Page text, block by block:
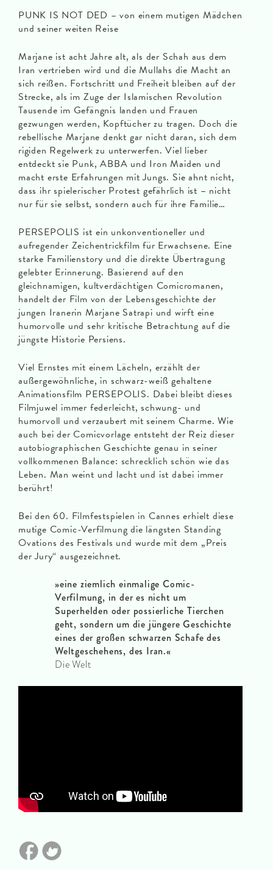
PUNK IS NOT DED – von einem mutigen Mädchen
und seiner weiten Reise
Marjane ist acht Jahre alt, als der Schah aus dem
Iran vertrieben wird und die Mullahs die Macht an
sich reißen. Fortschritt und Freiheit bleiben auf der
Strecke, als im Zuge der Islamischen Revolution
Tausende im Gefängnis landen und Frauen
gezwungen werden, Kopftücher zu tragen. Doch die
rebellische Marjane denkt gar nicht daran, sich dem
rigiden Regelwerk zu unterwerfen. Viel lieber
entdeckt sie Punk, ABBA und Iron Maiden und
macht erste Erfahrungen mit Jungs. Sie ahnt nicht,
dass ihr spielerischer Protest gefährlich ist – nicht
nur für sie selbst, sondern auch für ihre Familie…
PERSEPOLIS ist ein unkonventioneller und
aufregender Zeichentrickfilm für Erwachsene. Eine
starke Familienstory und die direkte Übertragung
gelebter Erinnerung. Basierend auf den
gleichnamigen, kultverdächtigen Comicromanen,
handelt der Film von der Lebensgeschichte der
jungen Iranerin Marjane Satrapi und wirft eine
humorvolle und sehr kritische Betrachtung auf die
jüngste Historie Persiens.
Viel Ernstes mit einem Lächeln, erzählt der
außergewöhnliche, in schwarz-weiß gehaltene
Animationsfilm PERSEPOLIS. Dabei bleibt dieses
Filmjuwel immer federleicht, schwung- und
humorvoll und verzaubert mit seinem Charme. Wie
auch bei der Comicvorlage entsteht der Reiz dieser
autobiographischen Geschichte genau in seiner
vollkommenen Balance: schrecklich schön wie das
Leben. Man weint und lacht und ist dabei immer
berührt!
Bei den 60. Filmfestspielen in Cannes erhielt diese
mutige Comic-Verfilmung die längsten Standing
Ovations des Festivals und wurde mit dem „Preis
der Jury“ ausgezeichnet.
»eine ziemlich einmalige Comic-
Verfilmung, in der es nicht um
Superhelden oder possierliche Tierchen
geht, sondern um die jüngere Geschichte
eines der großen schwarzen Schafe des
Weltgeschehens, des Iran.«
Die Welt